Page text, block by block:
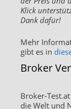
Klick
Dank dafür!
Mehr
gibt es in
Broker
Broker-
die Welt und